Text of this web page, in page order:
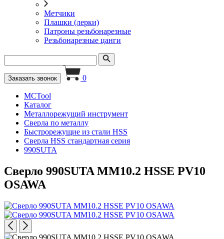
Метчики
Плашки (лерки)
Патроны резьбонарезные
Резьбонарезные цанги
Заказать звонок 0
MCTool
Каталог
Металлорежущий инструмент
Сверла по металлу
Быстрорежущие из стали HSS
Сверла HSS стандартная серия
990SUTA
Сверло 990SUTA MM10.2 HSSE PV10
OSAWA